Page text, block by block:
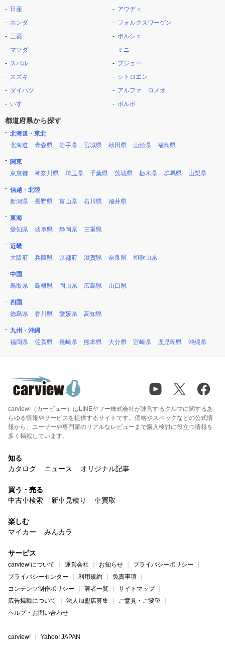
日産
ホンダ
三菱
マツダ
スバル
スズキ
ダイハツ
いすゞ
アウディ
フォルクスワーゲン
ポルシェ
ミニ
プジョー
シトロエン
アルファ ロメオ
ボルボ
都道府県から探す
北海道・東北
北海道
青森県 岩手県 宮城県 秋田県 山形県 福島県
関東
東京都
神奈川県 埼玉県 千葉県 茨城県 栃木県 群馬県 山梨県
信越・北陸
新潟県
長野県 富山県 石川県 福井県
東海
愛知県
岐阜県 静岡県 三重県
近畿
大阪府
兵庫県 京都府 滋賀県 奈良県 和歌山県
中国
鳥取県
島根県 岡山県 広島県 山口県
四国
徳島県
香川県 愛媛県 高知県
九州・沖縄
福岡県
佐賀県 長崎県 熊本県 大分県 宮崎県 鹿児島県 沖縄県
carview!（カービュー）はLINEヤフー株式会社が運営するクルマに関するあ
らゆる情報やサービスを提供するサイトです。価格やスペックなどの公式情
報から、ユーザーや専門家のリアルなレビューまで購入検討に役立つ情報を
多く掲載しています。
知る
カタログ
ニュース オリジナル記事
買う・売る
中古車検索
新車見積り 車買取
楽しむ
マイカー
みんカラ
サービス
carview!について 運営会社 お知らせ
プライバシーポリシー
プライバシーセンター
利用規約
免責事項
コンテンツ制作ポリシー
著者一覧
サイトマップ
広告掲載について
法人加盟店募集
ご意見・ご要望
ヘルプ・お問い合わせ
carview! Yahoo! JAPAN